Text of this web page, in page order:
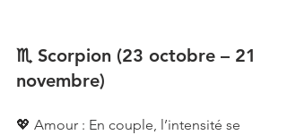
♏ Scorpion (23 octobre – 21
novembre)
💖 Amour : En couple, l’intensité se